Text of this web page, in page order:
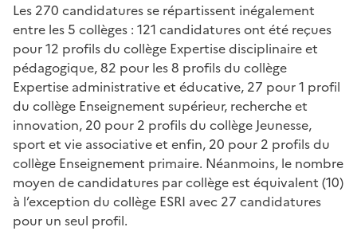
Les 270 candidatures se répartissent inégalement
entre les 5 collèges : 121 candidatures ont été reçues
pour 12 profils du collège Expertise disciplinaire et
pédagogique, 82 pour les 8 profils du collège
Expertise administrative et éducative, 27 pour 1 profil
du collège Enseignement supérieur, recherche et
innovation, 20 pour 2 profils du collège Jeunesse,
sport et vie associative et enfin, 20 pour 2 profils du
collège Enseignement primaire. Néanmoins, le nombre
moyen de candidatures par collège est équivalent (10)
à l’exception du collège ESRI avec 27 candidatures
pour un seul profil.